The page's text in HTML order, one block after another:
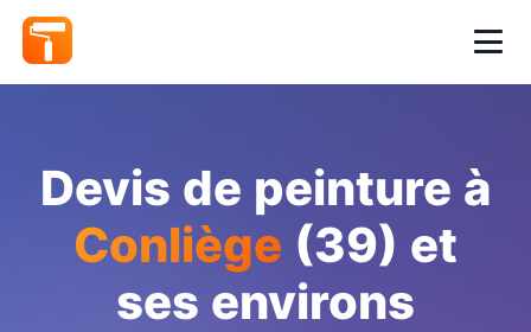
Devis de peinture à
Conliège (39) et
ses environs